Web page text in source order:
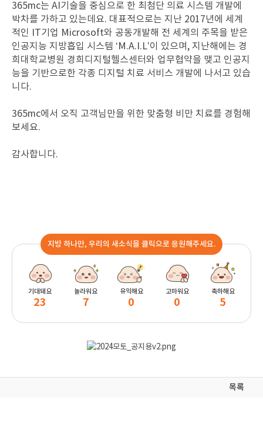
365mc는 AI기술을 중심으로 한 최첨단 의료 시스템 개발에
박차를 가하고 있는데요. 대표적으로는 지난 2017년에 세계
적인 IT기업 Microsoft와 공동개발해 전 세계의 주목을 받은
인공지능 지방흡입 시스템 ‘M.A.I.L’이 있으며, 지난해에는 경
희대학교병원 경희디지털헬스센터와 업무협약을 맺고 인공지
능을 기반으로한 각종 디지털 치료 서비스 개발에 나서고 있습
니다.
365mc에서 오직 고객님만을 위한 맞춤형 비만 치료를 경험해
보세요.
감사합니다.
지방 하나만, 우리의 새소식을 클릭으로 응원해주세요.
기대돼요
23
놀라워요
7
유익해요
0
고마워요
0
축하해요
5
목록